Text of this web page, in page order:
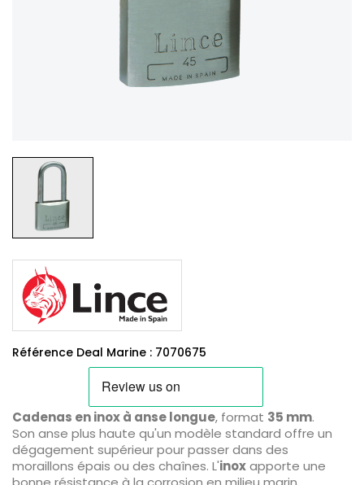
Référence Deal Marine : 7070675
Cadenas en inox à anse longue, format 35 mm.
Son anse plus haute qu'un modèle standard offre un
dégagement supérieur pour passer dans des
moraillons épais ou des chaînes. L'inoxapporte une